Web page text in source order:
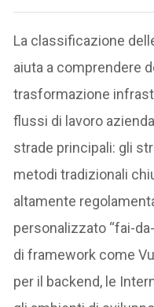
La classificazione
aiuta a comprendere
trasformazione
flussi di lavoro
strade principali: gli
metodi tradizionali
altamente
personalizzato “fai-
di framework come
per il backend, le